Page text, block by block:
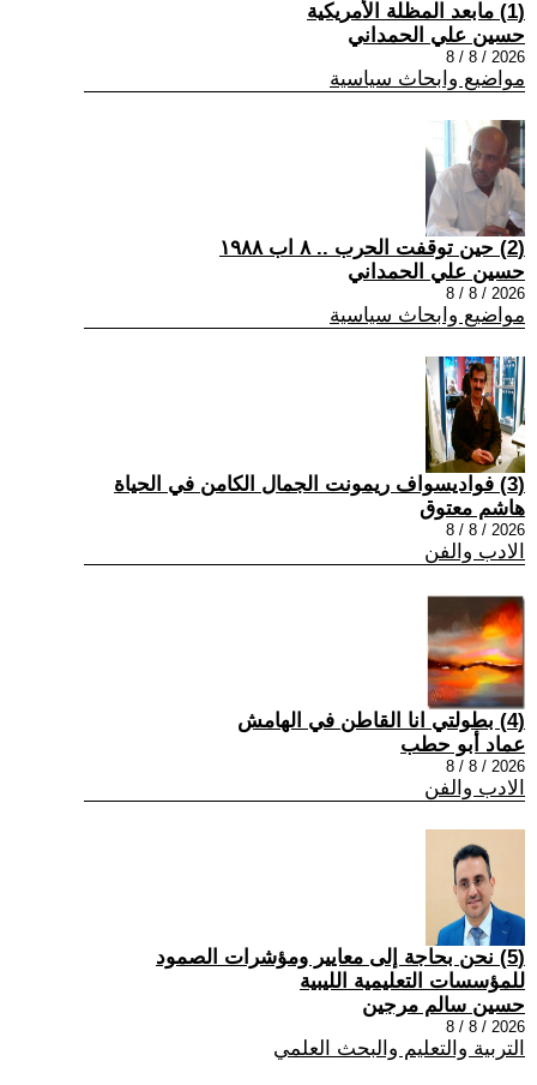
(1) مابعد المظلة الأمريكية
حسين علي الحمداني
2026 / 8 / 8
مواضيع وابحاث سياسية
(2) حين توقفت الحرب .. ٨ اب ١٩٨٨
حسين علي الحمداني
2026 / 8 / 8
مواضيع وابحاث سياسية
(3) فواديسواف ريمونت الجمال الكامن في الحياة
هاشم معتوق
2026 / 8 / 8
الادب والفن
(4) بطولتي انا القاطن في الهامش
عماد أبو حطب
2026 / 8 / 8
الادب والفن
(5) نحن بحاجة إلى معايير ومؤشرات الصمود
للمؤسسات التعليمية الليبية
حسين سالم مرجين
2026 / 8 / 8
التربية والتعليم والبحث العلمي